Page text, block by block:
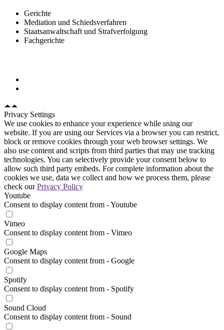
Gerichte
Mediation und Schiedsverfahren
Staatsanwaltschaft und Strafverfolgung
Fachgerichte
Privacy Settings
We use cookies to enhance your experience while using our
website. If you are using our Services via a browser you can restrict,
block or remove cookies through your web browser settings. We
also use content and scripts from third parties that may use tracking
technologies. You can selectively provide your consent below to
allow such third party embeds. For complete information about the
cookies we use, data we collect and how we process them, please
check ourPrivacy Policy
Youtube
Consent to display content from - Youtube
Vimeo
Consent to display content from - Vimeo
Google Maps
Consent to display content from - Google
Spotify
Consent to display content from - Spotify
Sound Cloud
Consent to display content from - Sound